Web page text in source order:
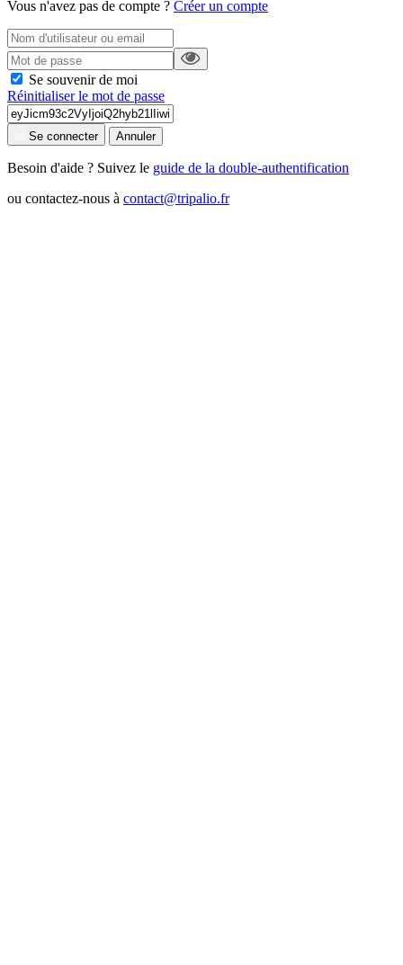
Vous n'avez pas de compte ? Créer un compte
Se souvenir de moi
Réinitialiser le mot de passe
Se connecter Annuler
Besoin d'aide ? Suivez le guide de la double-authentification
ou contactez-nous à contact@tripalio.fr